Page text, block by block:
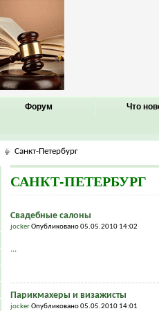
Форум Что
Санкт-Петербург
САНКТ-ПЕТЕРБУРГ
Свадебные салоны
jockerОпубликовано 05.05.2010 14:02
...
Парикмахеры и визажисты
jockerОпубликовано 05.05.2010 14:01